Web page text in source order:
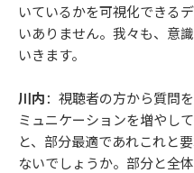
いているかを可視化できる
いありません。我々も、意
いきます。
川内：視聴者の方から質問
ミュニケーションを増やし
と、部分最適であれこれと
ないでしょうか。部分と全